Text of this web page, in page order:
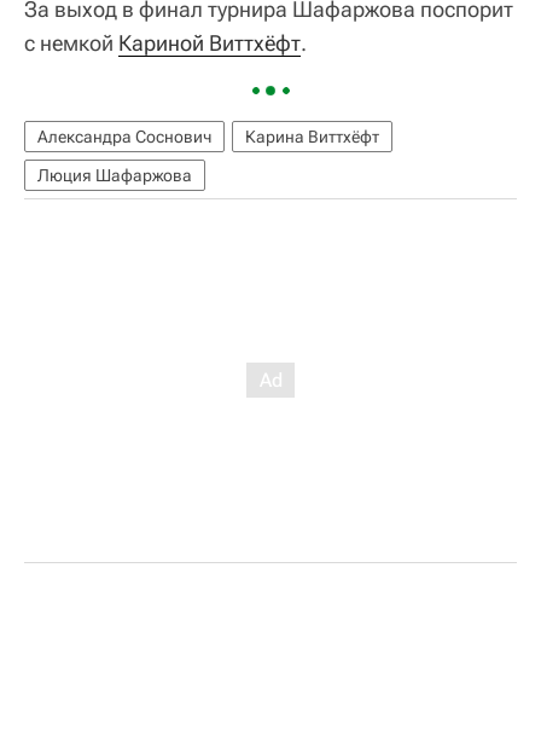
За выход в финал турнира Шафаржова поспорит
с немкой Кариной Виттхёфт.
Александра Соснович
Карина Виттхёфт
Люция Шафаржова